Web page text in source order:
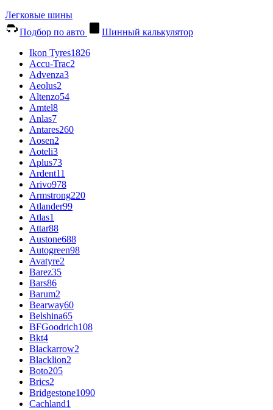
Легковые шины
Подбор по авто
Шинный калькулятор
Ikon Tyres1826
Accu-Trac2
Advenza3
Aeolus2
Altenzo54
Amtel8
Anlas7
Antares260
Aosen2
Aoteli3
Aplus73
Ardent11
Arivo978
Armstrong220
Atlander99
Atlas1
Attar88
Austone688
Autogreen98
Avatyre2
Barez35
Bars86
Barum2
Bearway60
Belshina65
BFGoodrich108
Bkt4
Blackarrow2
Blacklion2
Boto205
Brics2
Bridgestone1090
Cachland1